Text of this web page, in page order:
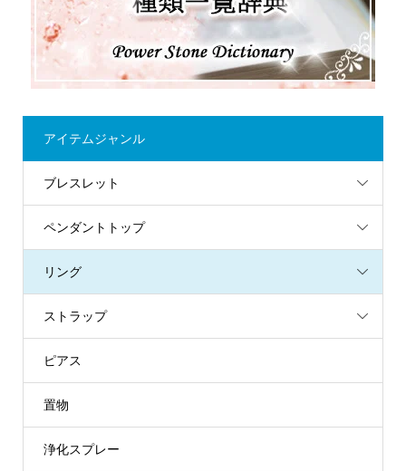
アイテムジャンル
ブレスレット
ペンダントトップ
リング
ストラップ
ピアス
置物
浄化スプレー